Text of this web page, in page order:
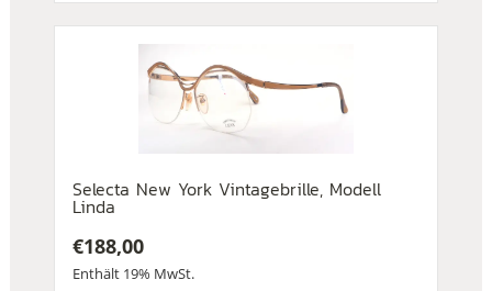
Selecta New York Vintagebrille, Modell
Linda
€188,00
Enthält 19% MwSt.